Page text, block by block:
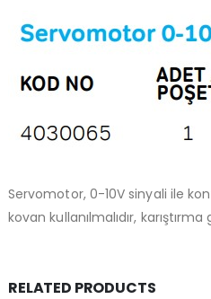
Servomotor, 0-10V sinyali ile
kovan kullanılmalıdır,
RELATED PRODUCTS